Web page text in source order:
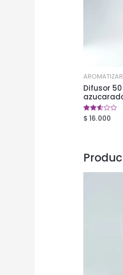
Difusor
Valorado
en
$ 16.000